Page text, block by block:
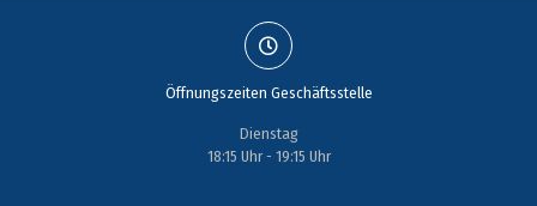
Öffnungszeiten Geschäftsstelle
Dienstag
18:15 Uhr - 19:15 Uhr